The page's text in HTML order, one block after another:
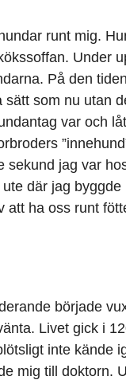
runt mig.
Under
På den
som nu utan
var och
sekund jag var
där jag
att ha oss runt
började
Livet gick i
inte kände
mig till doktorn.